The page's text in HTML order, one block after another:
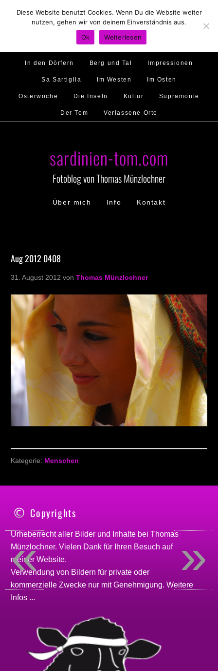
Hirtenland Traumstrände Feste feiern
Golfo di Orosei Im Norden
Murales Ambiente
In den Dörfern Berg und Tal Impressionen
Sa Sartiglia Im Westen Im Osten
Osterwoche Die Inseln Kultur Supramonte
Der Tom Verlassene Orte
sardinien-tom.com
Fotoblog von Thomas Münzlochner
Über mich Info Kontakt
Aug 2012 0408
31. August 2012 vonThomas Münzlochner
Kategorie: Menschen
Copyrights
Urheberrecht aller Bilder und Inhalte beiThomas
Münzlochner. Vielen Dank für Ihren Besuch auf
meinerWebsite.
Verwendung von Bildern für private oder
kommerzielle Zwecke nur mit Genehmigung.Weitere
Infos ...
»
«
Diese Website benutzt Cookies. Wenn Du die Website weiter
nutzen, gehen wir von deinem Einverständnis aus.
Ok
Weiterlesen